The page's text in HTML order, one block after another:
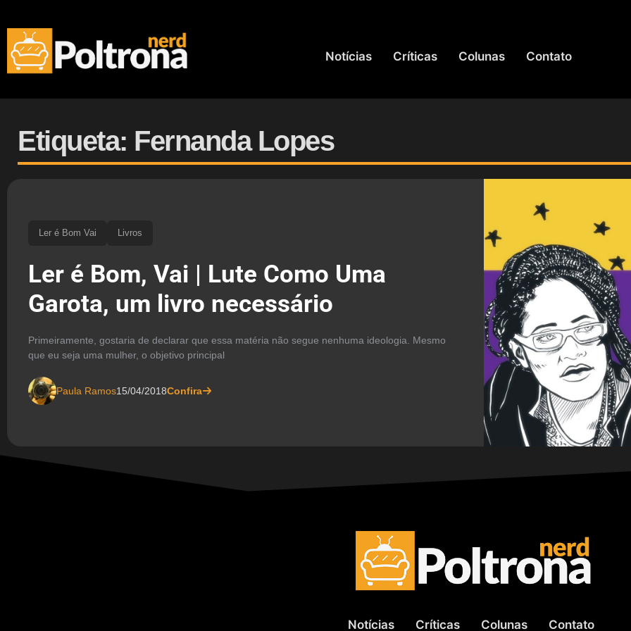
Notícias Críticas Colunas Contato
Etiqueta: Fernanda Lopes
Ler é Bom Vai Livros
Ler é Bom, Vai | Lute Como Uma
Garota, um livro necessário
Primeiramente, gostaria de declarar que essa matéria não segue nenhuma ideologia. Mesmo
que eu seja uma mulher, o objetivo principal
Paula Ramos15/04/2018Confira
Notícias Críticas Colunas Contato